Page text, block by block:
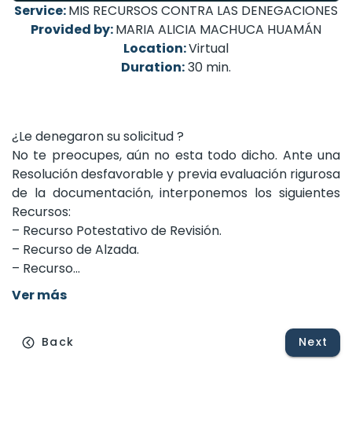
Service:MIS RECURSOS CONTRA LAS DENEGACIONES
Provided by:MARIA ALICIA MACHUCA HUAMÁN
Location:Virtual
Duration:30 min.
¿Ledenegaronsusolicitud?
No te preocupes, aún no esta todo dicho. Ante una
Resolucióndesfavorabley previaevaluación rigurosa
de la documentación, interponemos los siguientes
Recursos:
– Recurso Potestativode Revisión.
– RecursodeAlzada.
– Recurso...
Ver más
Back Next